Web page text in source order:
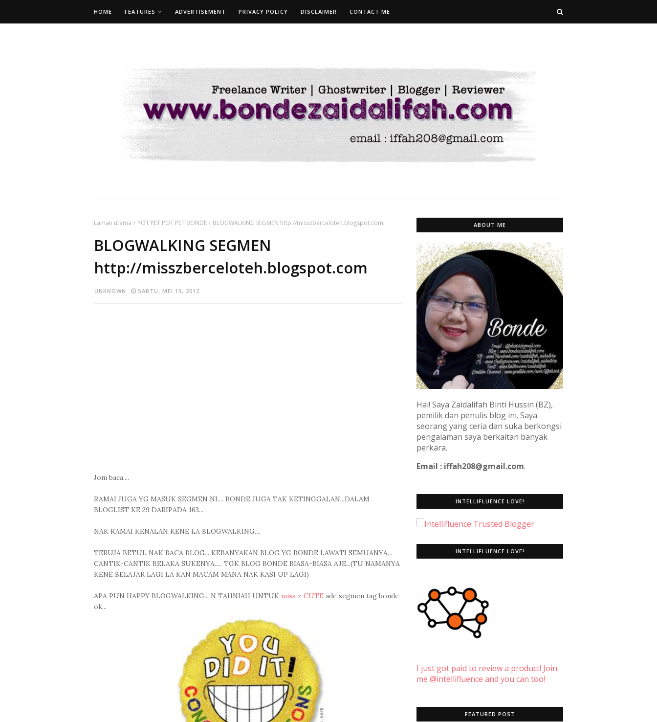
HOME FEATURES ADVERTISEMENT PRIVACY POLICY DISCLAIMER CONTACT ME
Laman utama POT PET POT PET BONDE BLOGWALKING SEGMEN http://misszberceloteh.blogspot.com
BLOGWALKING SEGMEN
http://misszberceloteh.blogspot.com
UNKNOWN SABTU, MEI 19, 2012
Jom baca....
RAMAI JUGA YG MASUK SEGMEN NI.... BONDE JUGA TAK KETINGGALAN...DALAM
BLOGLIST KE 29 DARIPADA 163...
NAK RAMAI KENALAN KENE LA BLOGWALKING....
TERUJA BETUL NAK BACA BLOG... KEBANYAKAN BLOG YG BONDE LAWATI SEMUANYA...
CANTIK-CANTIK BELAKA SUKENYA..... TGK BLOG BONDE BIASA-BIASA AJE...(TU NAMANYA
KENE BELAJAR LAGI LA KAN MACAM MANA NAK KASI UP LAGI)
APA PUN HAPPY BLOGWALKING... N TAHNIAH UNTUK miss z CUTE ade segmen tag bonde
ok...
ABOUT ME
Hai! Saya Zaidalifah Binti Hussin (BZ),
pemilik dan penulis blog ini. Saya
seorang yang ceria dan suka berkongsi
pengalaman saya berkaitan banyak
perkara.
Email : iffah208@gmail.com.
INTELLIFLUENCE LOVE!
INTELLIFLUENCE LOVE!
I just got paid to review a product! Join
me @intellifluence and you can too!
FEATURED POST